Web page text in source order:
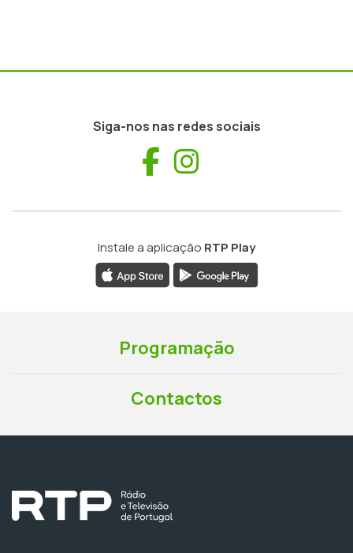
Siga-nos nas redes sociais
Facebook
Instale a aplicação RTP Play
Programação
Contactos